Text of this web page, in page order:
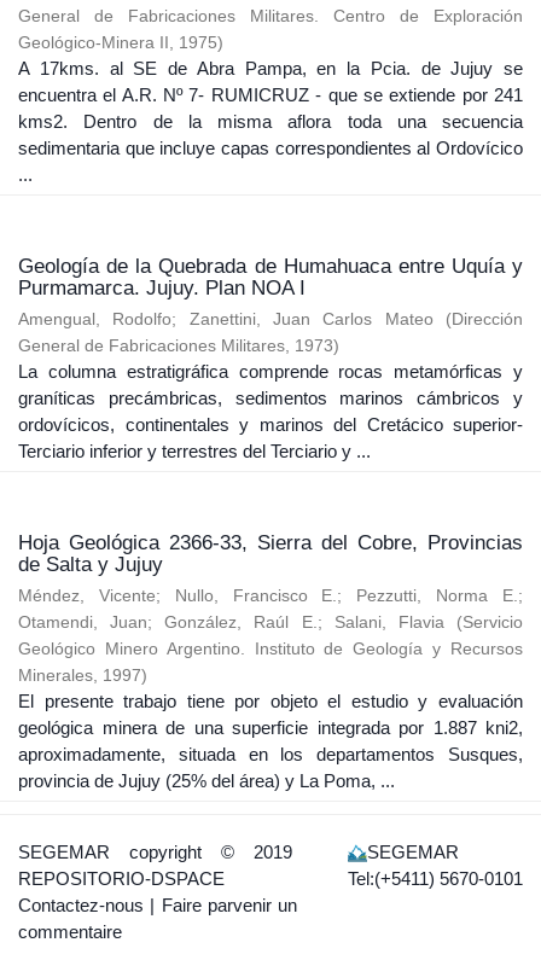
General de Fabricaciones Militares. Centro de Exploración
Geológico-Minera II , 1975)
A 17kms. al SE de Abra Pampa, en la Pcia. de Jujuy se
encuentra el A.R. Nº 7- RUMICRUZ - que se extiende por 241
kms2. Dentro de la misma aflora toda una secuencia
sedimentaria que incluye capas correspondientes al Ordovícico
...
Geología de la Quebrada de Humahuaca entre Uquía y
Purmamarca. Jujuy. Plan NOA I
Amengual, Rodolfo; Zanettini, Juan Carlos Mateo (Dirección
General de Fabricaciones Militares, 1973)
La columna estratigráfica comprende rocas metamórficas y
graníticas precámbricas, sedimentos marinos cámbricos y
ordovícicos, continentales y marinos del Cretácico superior-
Terciario inferior y terrestres del Terciario y ...
Hoja Geológica 2366-33, Sierra del Cobre, Provincias
de Salta y Jujuy
Méndez, Vicente; Nullo, Francisco E.; Pezzutti, Norma E.;
Otamendi, Juan;González, Raúl E.; Salani, Flavia (Servicio
Geológico Minero Argentino. Instituto de Geología y Recursos
Minerales, 1997)
El presente trabajo tiene por objeto el estudio y evaluación
geológica minera de una superficie integrada por 1.887 kni2,
aproximadamente, situada en los departamentos Susques,
provincia de Jujuy (25% del área) y La Poma, ...
SEGEMAR copyright © 2019
REPOSITORIO-DSPACE
Contactez-nous | Faire parvenir un
commentaire
SEGEMAR
Tel:(+5411) 5670-0101